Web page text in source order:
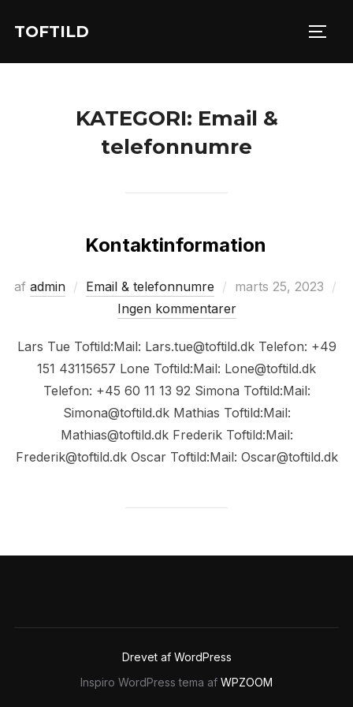
TOFTILD
KATEGORI: Email &
telefonnumre
Kontaktinformation
af admin Email & telefonnumre
Udgivet
d.
marts 25, 2023
Ingen kommentarer
Lars Tue Toftild:Mail: Lars.tue@toftild.dk Telefon: +49
151 43115657 Lone Toftild:Mail: Lone@toftild.dk
Telefon: +45 60 11 13 92 Simona Toftild:Mail:
Simona@toftild.dk Mathias Toftild:Mail:
Mathias@toftild.dk Frederik Toftild:Mail:
Frederik@toftild.dk Oscar Toftild:Mail: Oscar@toftild.dk
Drevet af WordPress
Inspiro WordPress tema af WPZOOM